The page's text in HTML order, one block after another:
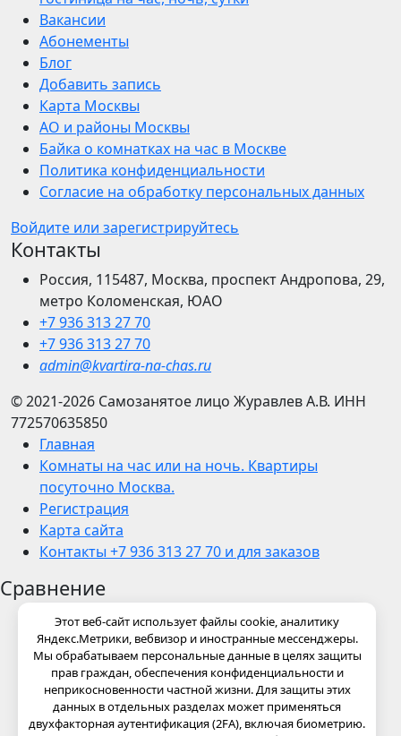
Вакансии
Абонементы
Блог
Добавить запись
Карта Москвы
АО и районы Москвы
Байка о комнатках на час в Москве
Политика конфиденциальности
Согласие на обработку персональных данных
Войдите или зарегистрируйтесь
Контакты
Россия, 115487, Москва, проспект Андропова, 29,
метро Коломенская, ЮАО
+7 936 313 27 70
+7 936 313 27 70
admin@kvartira-na-chas.ru
© 2021-2026 Самозанятое лицо Журавлев А.В. ИНН
772570635850
Главная
Комнаты на час или на ночь. Квартиры
посуточно Москва.
Регистрация
Карта сайта
Контакты +7 936 313 27 70 и для заказов
Сравнение
Этот веб-сайт использует файлы cookie, аналитику
Яндекс.Метрики, вебвизор и иностранные мессенджеры.
Мы обрабатываем персональные данные в целях защиты
прав граждан, обеспечения конфиденциальности и
неприкосновенности частной жизни. Для защиты этих
данных в отдельных разделах может применяться
двухфакторная аутентификация (2FA), включая биометрию.